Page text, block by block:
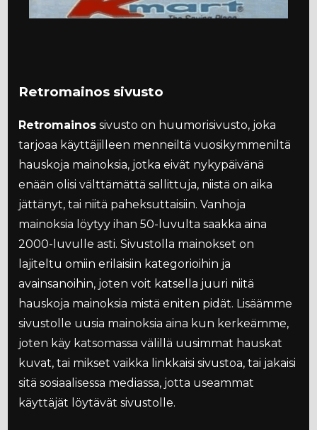
Retromainos sivusto
Retromainos sivusto on huumorisivusto, joka
tarjoaa käyttäjilleen menneiltä vuosikymmeniltä
hauskoja mainoksia, jotka eivät nykypäivänä
enään olisi välttämättä sallittuja, niistä on aika
jättänyt, tai niitä paheksuttaisiin. Vanhoja
mainoksia löytyy ihan 50-luvulta saakka aina
2000-luvulle asti. Sivustolla mainokset on
lajiteltu omiin erilaisiin kategorioihin ja
avainsanoihin, joten voit katsella juuri niitä
hauskoja mainoksia mistä eniten pidät. Lisäämme
sivustolle uusia mainoksia aina kun kerkeämme,
joten käy katsomassa välillä uusimmat hauskat
kuvat, tai mikset vaikka linkkaisi sivustoa, tai jakaisi
sitä sosiaalisessa mediassa, jotta useammat
käyttäjät löytävät sivustolle.